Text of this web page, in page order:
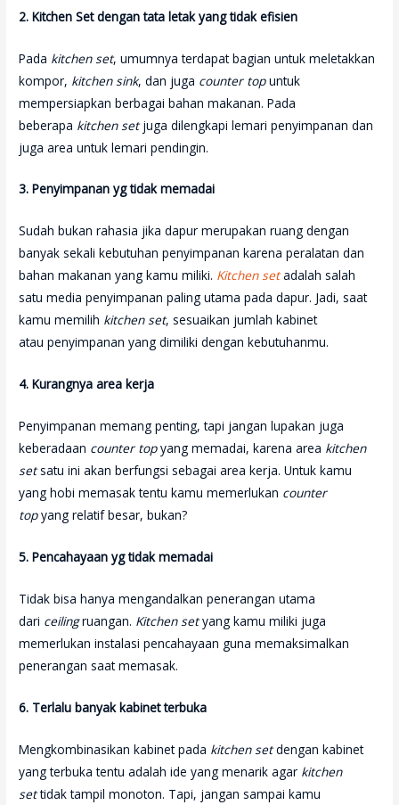
2. Kitchen Set dengan tata letak yang tidak efisien
Pada kitchen set, umumnya terdapat bagian untuk meletakkan
kompor, kitchen sink, dan juga counter topuntuk
mempersiapkan berbagai bahan makanan. Pada
beberapa kitchen setjuga dilengkapi lemari penyimpanan dan
juga area untuk lemari pendingin.
3. Penyimpanan yg tidak memadai
Sudah bukan rahasia jika dapur merupakan ruang dengan
banyak sekali kebutuhan penyimpanan karena peralatan dan
bahan makanan yang kamu miliki. Kitchen set adalah salah
satu media penyimpanan paling utama pada dapur. Jadi, saat
kamu memilih kitchen set, sesuaikan jumlah kabinet
atau penyimpanan yang dimiliki dengan kebutuhanmu.
4. Kurangnya area kerja
Penyimpanan memang penting, tapi jangan lupakan juga
keberadaan counter topyang memadai, karena area kitchen
setsatu ini akan berfungsi sebagai area kerja. Untuk kamu
yang hobi memasak tentu kamu memerlukan counter
topyang relatif besar, bukan?
5. Pencahayaan yg tidak memadai
Tidak bisa hanya mengandalkan penerangan utama
dari ceilingruangan. Kitchen setyang kamu miliki juga
memerlukan instalasi pencahayaan guna memaksimalkan
penerangan saat memasak.
6. Terlalu banyak kabinet terbuka
Mengkombinasikan kabinet pada kitchen setdengan kabinet
yang terbuka tentu adalah ide yang menarik agar kitchen
settidak tampil monoton. Tapi, jangan sampai kamu